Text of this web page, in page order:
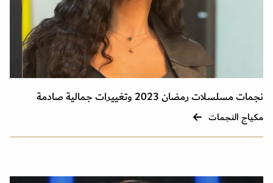
نجمات مسلسلات رمضان 2023 وتغييرات جمالية صادمة
مكياج النجمات